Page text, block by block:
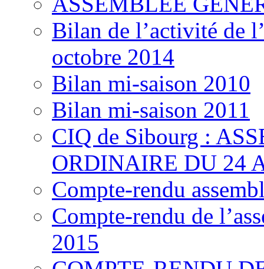
Bilan de l’activité de
octobre 2014
Bilan mi-saison 2010
Bilan mi-saison 2011
CIQ de Sibourg :
ORDINAIRE DU 24
Compte-rendu
Compte-rendu de
2015